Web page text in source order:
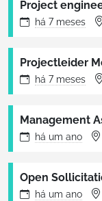
Project
há 7 meses
Projectleider
há 7 meses
Management
há um ano
Open
há um ano